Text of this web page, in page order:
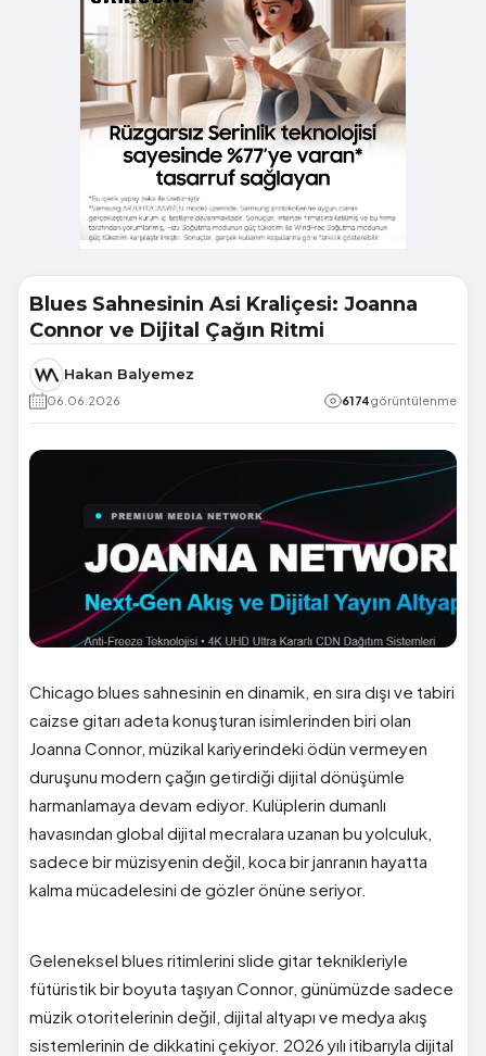
Blues Sahnesinin Asi Kraliçesi: Joanna
Connor ve Dijital Çağın Ritmi
Hakan Balyemez
06.06.2026 6174görüntülenme
Chicago blues sahnesinin en dinamik, en sıra dışı ve tabiri
caizse gitarı adeta konuşturan isimlerinden biri olan
Joanna Connor, müzikal kariyerindeki ödün vermeyen
duruşunu modern çağın getirdiği dijital dönüşümle
harmanlamaya devam ediyor. Kulüplerin dumanlı
havasından global dijital mecralara uzanan bu yolculuk,
sadece bir müzisyenin değil, koca bir janranın hayatta
kalma mücadelesini de gözler önüne seriyor.
Geleneksel blues ritimlerini slide gitar teknikleriyle
fütüristik bir boyuta taşıyan Connor, günümüzde sadece
müzik otoritelerinin değil, dijital altyapı ve medya akış
sistemlerinin de dikkatini çekiyor. 2026 yılı itibarıyla dijital